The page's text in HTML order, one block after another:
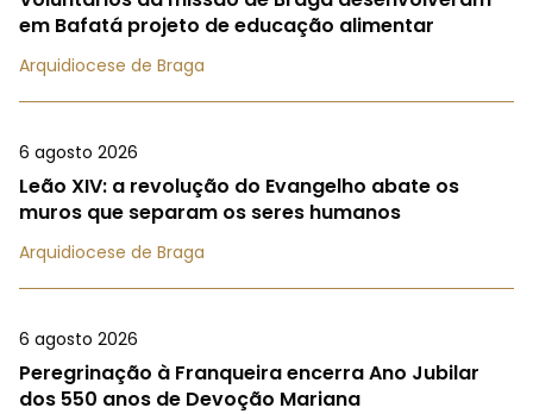
em Bafatá projeto de educação alimentar
Arquidiocese de Braga
6 agosto 2026
Leão XIV: a revolução do Evangelho abate os
muros que separam os seres humanos
Arquidiocese de Braga
6 agosto 2026
Peregrinação à Franqueira encerra Ano Jubilar
dos 550 anos de Devoção Mariana